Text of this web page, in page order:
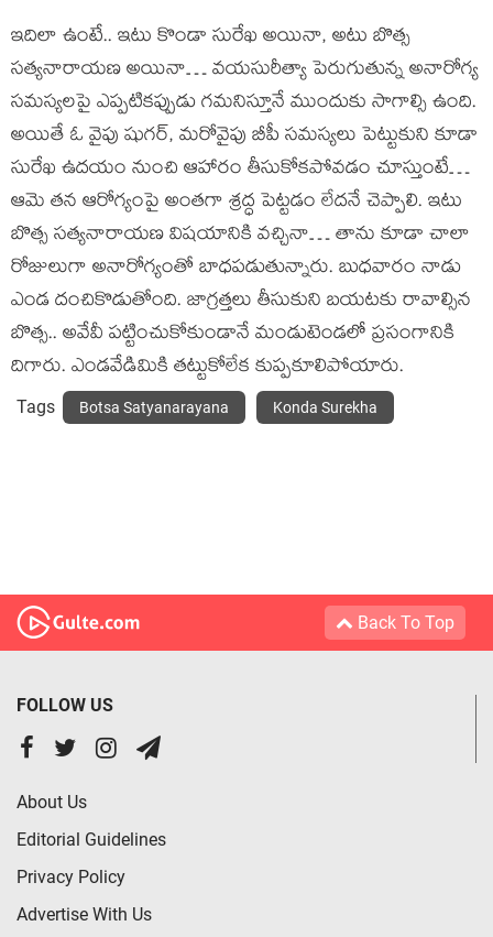
ఇదిలా ఉంటే.. ఇటు కొండా సురేఖ అయినా, అటు బొత్స
సత్యనారాయణ అయినా… వయసురీత్యా పెరుగుతున్న అనారోగ్య
సమస్యలపై ఎప్పటికప్పుడు గమనిస్తూనే ముందుకు సాగాల్సి ఉంది.
అయితే ఓ వైపు షుగర్, మరోవైపు బీపీ సమస్యలు పెట్టుకుని కూడా
సురేఖ ఉదయం నుంచి ఆహారం తీసుకోకపోవడం చూస్తుంటే…
ఆమె తన ఆరోగ్యంపై అంతగా శ్రద్ధ పెట్టడం లేదనే చెప్పాలి. ఇటు
బొత్స సత్యనారాయణ విషయానికి వచ్చినా… తాను కూడా చాలా
రోజులుగా అనారోగ్యంతో బాధపడుతున్నారు. బుధవారం నాడు
ఎండ దంచికొడుతోంది. జాగ్రత్తలు తీసుకుని బయటకు రావాల్సిన
బొత్స.. అవేవీ పట్టించుకోకుండానే మండుటెండలో ప్రసంగానికి
దిగారు. ఎండవేడిమికి తట్టుకోలేక కుప్పకూలిపోయారు.
Tags Botsa Satyanarayana Konda Surekha
Back To Top
FOLLOW US
About Us
Editorial Guidelines
Privacy Policy
Advertise With Us